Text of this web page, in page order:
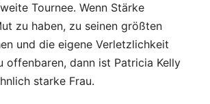
Tournee. Wenn Stärke
zu haben, zu seinen größten
und die eigene Verletzlichkeit
offenbaren, dann ist Patricia Kelly
starke Frau.